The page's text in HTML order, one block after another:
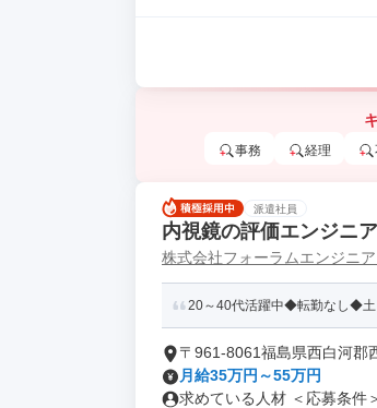
事務 経理
派遣社員
内視鏡の評価エンジニア
株式会社フォーラムエンジニ
20～40代活躍中◆転勤なし◆
〒961-8061福島県西白河郡
月給35万円～55万円
求めている人材 ＜応募条件